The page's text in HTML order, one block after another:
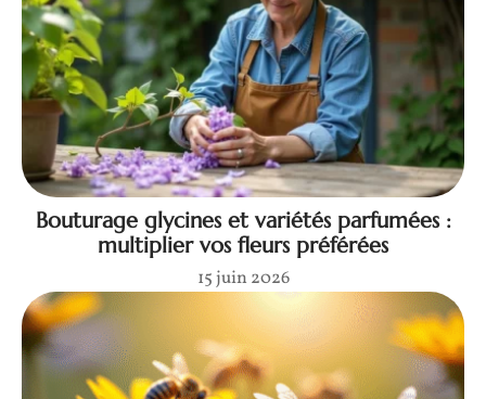
Bouturage glycines et variétés parfumées :
multiplier vos fleurs préférées
15 juin 2026